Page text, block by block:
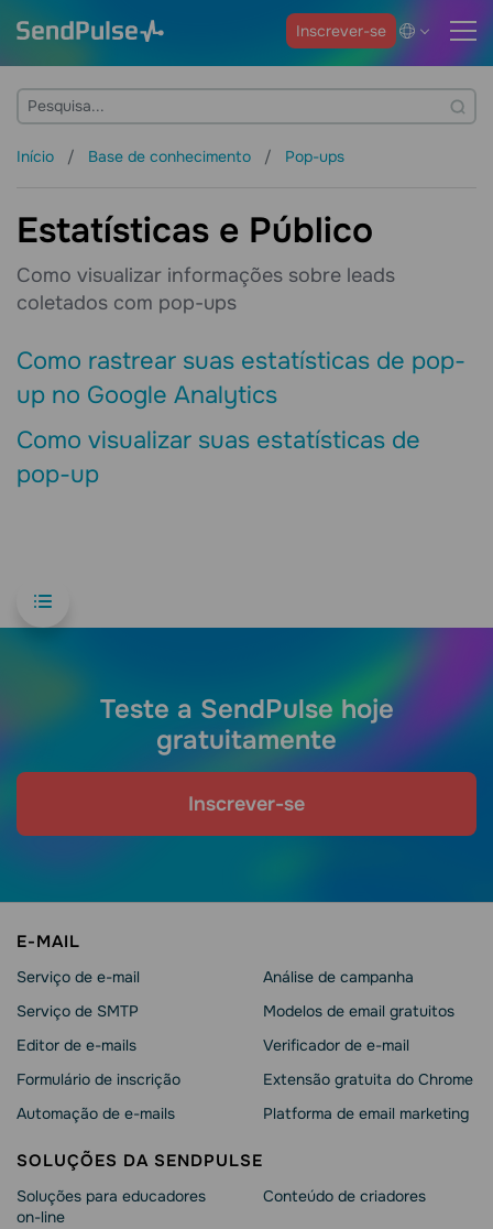
Inscrever-se
Início Base de conhecimento Pop-ups
Estatísticas e Público
Como visualizar informações sobre leads
coletados com pop-ups
Como rastrear suas estatísticas de pop-
up no Google Analytics
Como visualizar suas estatísticas de
pop-up
Teste a SendPulse hoje
gratuitamente
Inscrever-se
E-MAIL
Serviço de e-mail
Serviço de SMTP
Editor de e-mails
Formulário de inscrição
Automação de e-mails
Análise de campanha
Modelos de email gratuitos
Verificador de e-mail
Extensão gratuita do Chrome
Platforma de email marketing
SOLUÇÕES DA SENDPULSE
Soluções para educadores
on-line
Conteúdo de criadores